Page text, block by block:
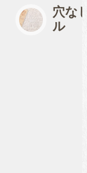
穴な
ル